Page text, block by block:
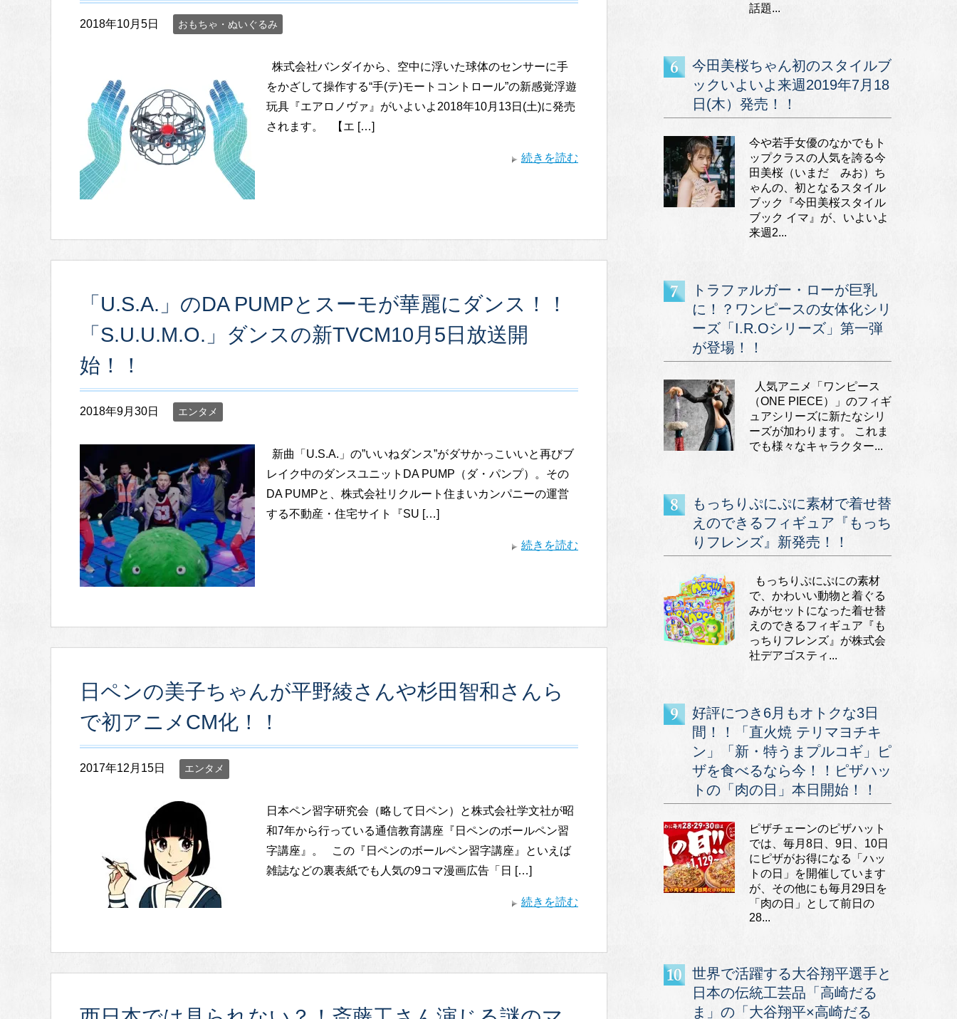
2018年10月5日 おもちゃ・ぬいぐるみ
株式会社バンダイから、空中に浮いた球体のセンサーに手
をかざして操作する“手(テ)モートコントロール”の新感覚浮遊
玩具『エアロノヴァ』がいよいよ2018年10月13日(土)に発売
されます。 【エ […]
続きを読む
「U.S.A.」のDA PUMPとスーモが華麗にダンス！！
「S.U.U.M.O.」ダンスの新TVCM10月5日放送開
始！！
2018年9月30日 エンタメ
新曲「U.S.A.」の”いいねダンス”がダサかっこいいと再びブ
レイク中のダンスユニットDA PUMP（ダ・パンプ）。その
DA PUMPと、株式会社リクルート住まいカンパニーの運営
する不動産・住宅サイト『SU […]
続きを読む
日ペンの美子ちゃんが平野綾さんや杉田智和さんら
で初アニメCM化！！
2017年12月15日 エンタメ
日本ペン習字研究会（略して日ペン）と株式会社学文社が昭
和7年から行っている通信教育講座『日ペンのボールペン習
字講座』。 この『日ペンのボールペン習字講座』といえば
雑誌などの裏表紙でも人気の9コマ漫画広告「日 […]
続きを読む
話題...
今田美桜ちゃん初のスタイルブ
ックいよいよ来週2019年7月18
日(木）発売！！
今や若手女優のなかでもト
ップクラスの人気を誇る今
田美桜（いまだ みお）ち
ゃんの、初となるスタイル
ブック『今田美桜スタイル
ブック イマ』が、いよいよ
来週2...
トラファルガー・ローが巨乳
に！？ワンピースの女体化シリ
ーズ「I.R.Oシリーズ」第一弾
が登場！！
人気アニメ「ワンピース
（ONE PIECE）」のフィギ
ュアシリーズに新たなシリ
ーズが加わります。 これま
でも様々なキャラクター...
もっちりぷにぷに素材で着せ替
えのできるフィギュア『もっち
りフレンズ』新発売！！
もっちりぷにぷにの素材
で、かわいい動物と着ぐる
みがセットになった着せ替
えのできるフィギュア『も
っちりフレンズ』が株式会
社デアゴスティ...
好評につき6月もオトクな3日
間！！「直火焼 テリマヨチキ
ン」「新・特うまプルコギ」ピ
ザを食べるなら今！！ピザハッ
トの「肉の日」本日開始！！
ピザチェーンのピザハット
では、毎月8日、9日、10日
にピザがお得になる「ハッ
トの日」を開催しています
が、その他にも毎月29日を
「肉の日」として前日の
28...
世界で活躍する大谷翔平選手と
日本の伝統工芸品「高崎だる
ま」の「大谷翔平×高崎だる